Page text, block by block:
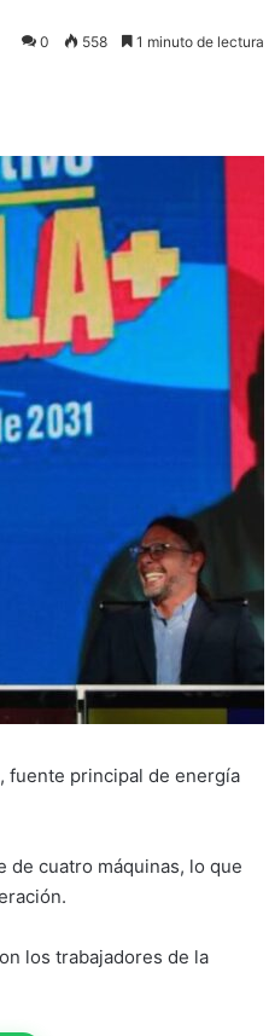
0 558 1 minuto de lectura
fuente principal de energía
cuatro máquinas, lo que
los trabajadores de la